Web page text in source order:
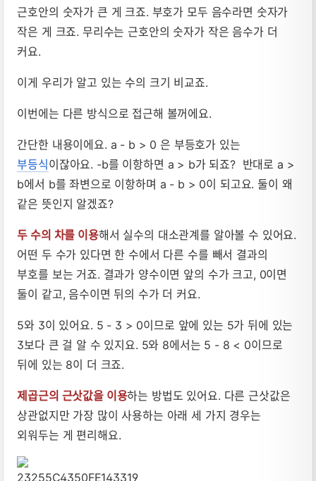
근호안의 숫자가 큰 게 크죠. 부호가 모두 음수라면 숫자가
작은 게 크죠. 무리수는 근호안의 숫자가 작은 음수가 더
커요.
이게 우리가 알고 있는 수의 크기 비교죠.
이번에는 다른 방식으로 접근해 볼꺼에요.
간단한 내용이에요. a - b > 0 은 부등호가 있는
부등식이잖아요. -b를 이항하면 a > b가 되죠? 반대로 a >
b에서 b를 좌변으로 이항하며 a - b > 0이 되고요. 둘이 왜
같은 뜻인지 알겠죠?
두 수의 차를 이용해서 실수의 대소관계를 알아볼 수 있어요.
어떤 두 수가 있다면 한 수에서 다른 수를 빼서 결과의
부호를 보는 거죠. 결과가 양수이면 앞의 수가 크고, 0이면
둘이 같고, 음수이면 뒤의 수가 더 커요.
5와 3이 있어요. 5 - 3 > 0이므로 앞에 있는 5가 뒤에 있는
3보다 큰 걸 알 수 있지요. 5와 8에서는 5 - 8 < 0이므로
뒤에 있는 8이 더 크죠.
제곱근의 근삿값을 이용하는 방법도 있어요. 다른 근삿값은
상관없지만 가장 많이 사용하는 아래 세 가지 경우는
외워두는 게 편리해요.